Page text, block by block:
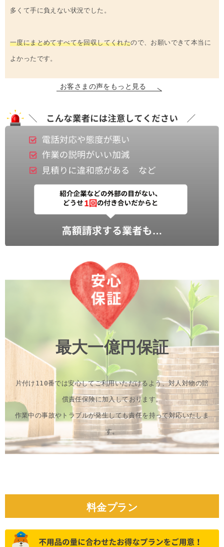
多くて手に負えない状況でした。
一度にまとめてすべてを回収してくれたので、お願いできて本当に
よかったです。
お客さまの声をもっと見る
最大一億円保証
片付け110番では安心してご利用いただけるよう、対人対物の賠
償責任保険に加入しております。
作業中の事故やトラブルが発生しても責任を持って対応いたしま
す。
料金プラン